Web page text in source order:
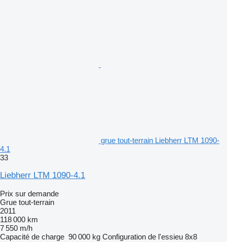
grue tout-terrain Liebherr LTM 1090-
4.1
33
Liebherr LTM 1090-4.1
Prix sur demande
Grue tout-terrain
2011
118 000 km
7 550 m/h
Capacité de charge 90 000 kg Configuration de l'essieu 8x8